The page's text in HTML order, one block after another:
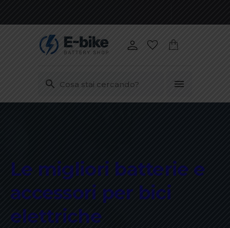
Le migliori batterie e
accessori per bici
elettriche
Ricellaggio